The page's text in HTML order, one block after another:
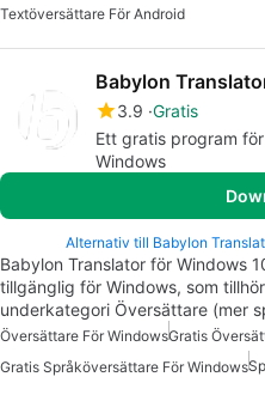
Textöversättare För Android
Babylon
3.9 Gratis
Ett gratis program
Windows
Alternativ till Babylon
Babylon Translator för Windows
tillgänglig för Windows, som
underkategori Översättare (mer
Översättare För WindowsGratis
Gratis Språköversättare För Windows